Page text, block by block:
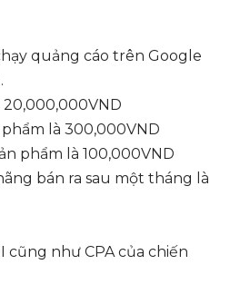
quảng cáo trên Google
20,000,000VND
phẩm là 300,000VND
phẩm là 100,000VND
bán ra sau một tháng là
cũng như CPA của chiến